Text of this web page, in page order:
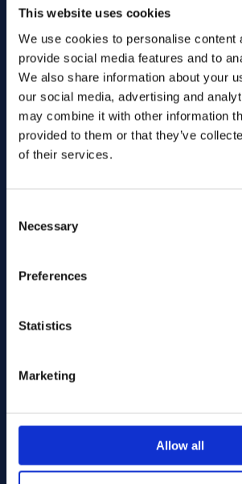
This website uses cookies
We use cookies to personalise content
provide social media features and to
We also share information about your
our social media, advertising and
may combine it with other information
provided to them or that they’ve
of their services.
Selection
Necessary
Preferences
Statistics
Marketing
Allow all
Mesajınız
Associerade produkter